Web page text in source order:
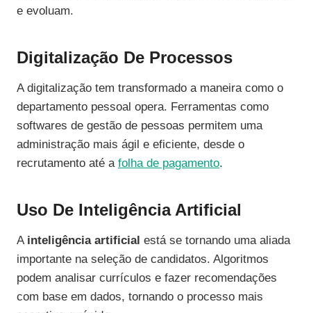
e evoluam.
Digitalização De Processos
A digitalização tem transformado a maneira como o
departamento pessoal opera. Ferramentas como
softwares de gestão de pessoas permitem uma
administração mais ágil e eficiente, desde o
recrutamento até a folha de pagamento.
Uso De Inteligência Artificial
A inteligência artificial está se tornando uma aliada
importante na seleção de candidatos. Algoritmos
podem analisar currículos e fazer recomendações
com base em dados, tornando o processo mais